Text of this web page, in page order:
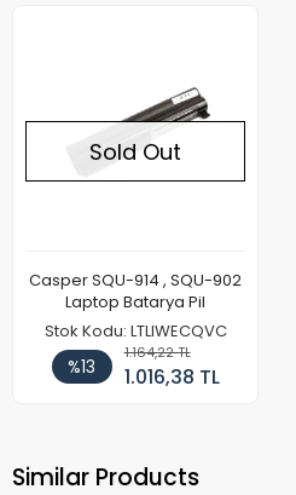
Sold Out
Casper SQU-914 , SQU-902
Laptop Batarya Pil
Stok Kodu: LTLIWECQVC
%13
1.164,22 TL
1.016,38 TL
Similar Products